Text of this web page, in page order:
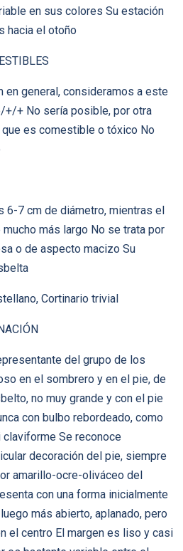
en sus colores Su estación
hacia el otoño
en general, consideramos a este
+ No sería posible, por otra
es comestible o tóxico No
6-7 cm de diámetro, mientras el
más largo No se trata por
o de aspecto macizo Su
Cortinario trivial
del grupo de los
en el sombrero y en el pie, de
no muy grande y con el pie
con bulbo rebordeado, como
claviforme Se reconoce
decoración del pie, siempre
amarillo-ocre-oliváceo del
con una forma inicialmente
más abierto, aplanado, pero
el centro El margen es liso y casi